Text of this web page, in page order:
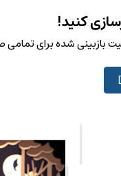
کنید!
بازبینی شده برای